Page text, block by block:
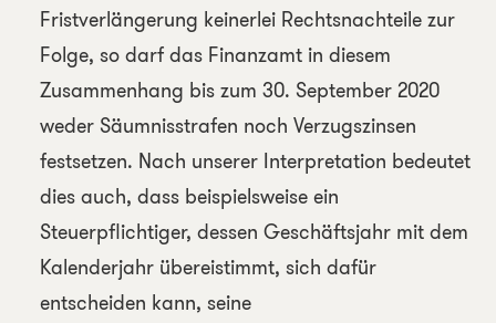
Fristverlängerung keinerlei Rechtsnachteile zur
Folge, so darf das Finanzamt in diesem
Zusammenhang bis zum 30. September 2020
weder Säumnisstrafen noch Verzugszinsen
festsetzen. Nach unserer Interpretation bedeutet
dies auch, dass beispielsweise ein
Steuerpflichtiger, dessen Geschäftsjahr mit dem
Kalenderjahr übereistimmt, sich dafür
entscheiden kann, seine